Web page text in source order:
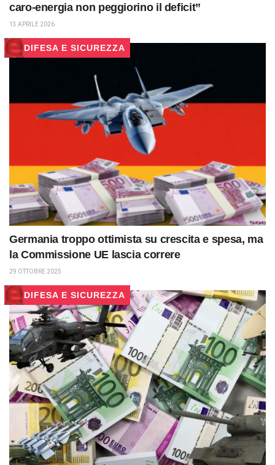
caro-energia non peggiorino il deficit”
13 APRILE 2026
DIFESA E SICUREZZA
Germania troppo ottimista su crescita e spesa, ma
la Commissione UE lascia correre
29 OTTOBRE 2025
DIFESA E SICUREZZA